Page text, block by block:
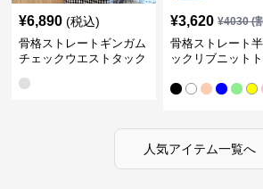
¥6,890 (税込)
骨格ストレートギンガム
チェックウエストタック
¥3,620 ¥4030(
骨格ストレート
ックリブニット
人気アイテム一覧へ